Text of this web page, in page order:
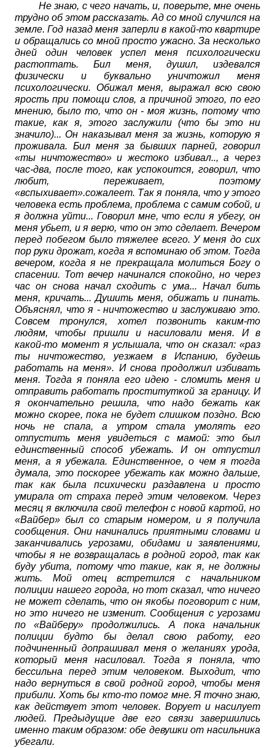
Не знаю, с чего начать, и, поверьте, мне очень
трудно об этом рассказать. Ад со мной случился на
земле. Год назад меня заперли в какой-то квартире
и обращались со мной просто ужасно. За несколько
дней один человек успел меня психологически
растоптать. Бил меня, душил, издевался
физически и буквально уничтожил меня
психологически. Обижал меня, выражал всю свою
ярость при помощи слов, а причиной этого, по его
мнению, было то, что он - моя жизнь, потому что
такие, как я, этого заслужили (что бы это ни
значило)... Он наказывал меня за жизнь, которую я
проживала. Бил меня за бывших парней, говорил
«ты ничтожество» и жестоко избивал.., а через
час-два, после того, как успокоится, говорил, что
любит, переживает, поэтому
«вспыхивает».сожалеет. Так я поняла, что у этого
человека есть проблема, проблема с самим собой, и
я должна уйти... Говорил мне, что если я убегу, он
меня убьет, и я верю, что он это сделает. Вечером
перед побегом было тяжелее всего. У меня до сих
пор руки дрожат, когда я вспоминаю об этом. Тогда
вечером, когда я не прекращала молиться Богу о
спасении. Тот вечер начинался спокойно, но через
час он снова начал сходить с ума... Начал бить
меня, кричать... Душить меня, обижать и пинать.
Объяснял, что я - ничтожество и заслуживаю это.
Совсем тронулся, хотел позвонить каким-то
людям, чтобы пришли и насиловали меня. И в
какой-то момент я услышала, что он сказал: «раз
ты ничтожество, уезжаем в Испанию, будешь
работать на меня». И снова продолжил избивать
меня. Тогда я поняла его идею - сломить меня и
отправить работать проституткой за границу. И
я окончательно решила, что надо бежать как
можно скорее, пока не будет слишком поздно. Всю
ночь не спала, а утром стала умолять его
отпустить меня увидеться с мамой: это был
единственный способ убежать. И он отпустил
меня, а я убежала. Единственное, о чем я тогда
думала, это поскорее убежать как можно дальше,
так как была психически раздавлена и просто
умирала от страха перед этим человеком. Через
месяц я включила свой телефон с новой картой, но
«Вайбер» был со старым номером, и я получила
сообщения. Они начинались приятными словами и
заканчивались угрозами, обидами и заявлениями,
чтобы я не возвращалась в родной город, так как
буду убита, потому что такие, как я, не должны
жить. Мой отец встретился с начальником
полиции нашего города, но тот сказал, что ничего
не может сделать, что он якобы поговорит с ним,
но это ничего не изменит. Сообщения с угрозами
по «Вайберу» продолжились. А пока начальник
полиции будто бы делал свою работу, его
подчиненный допрашивал меня о желаниях урода,
который меня насиловал. Тогда я поняла, что
бессильна перед этим человеком. Выходит, что
надо вернуться в свой родной город, чтобы меня
прибили. Хоть бы кто-то помог мне. Я точно знаю,
как действует этот человек. Ворует и насилует
людей. Предыдущие две его связи завершились
именно таким образом: обе девушки от насильника
убегали.